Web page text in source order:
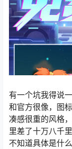
有一个坑我得说
和官方很像，图
凑感很重的风格
里差了十万八千
不知道具体是什